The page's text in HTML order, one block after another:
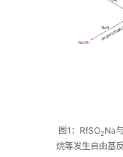
图1：RfSO2Na
烷等发生自由基